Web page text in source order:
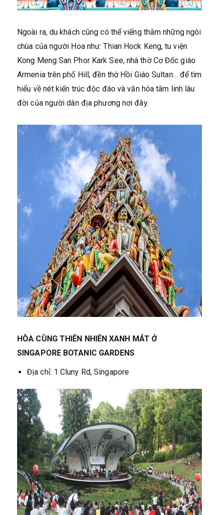
Ngoài ra, du khách cũng có thể viếng thăm những ngôi
chùa của người Hoa như: Thian Hock Keng, tu viện
Kong Meng San Phor Kark See, nhà thờ Cơ Đốc giáo
Armenia trên phố Hill, đền thờ Hồi Giáo Sultan… để tìm
hiểu về nét kiến trúc độc đáo và văn hóa tâm linh lâu
đời của người dân địa phương nơi đây.
HÒA CÙNG THIÊN NHIÊN XANH MÁT Ở
SINGAPORE BOTANIC GARDENS
Địa chỉ: 1 Cluny Rd, Singapore